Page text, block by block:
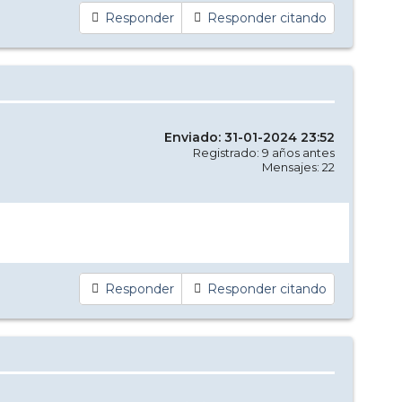
Responder Responder citando
Enviado: 31-01-2024 23:52
Registrado: 9 años antes
Mensajes: 22
Responder Responder citando